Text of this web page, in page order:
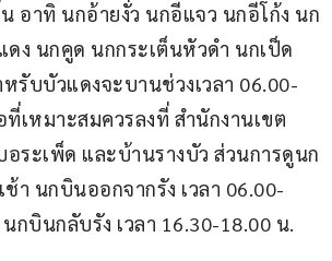
อาทิ นกอ้ายงั่ว นกอีแจว นกอีโก้ง นก
ดง นกคูด นกกระเต็นหัวดำ นกเป็ด
รับบัวแดงจะบานช่วงเวลา 06.00-
ที่เหมาะสมควรลงที่ สำนักงานเขต
ระเพ็ด และบ้านรางบัว ส่วนการดูนก
ช้า นกบินออกจากรัง เวลา 06.00-
กบินกลับรัง เวลา 16.30-18.00 น.